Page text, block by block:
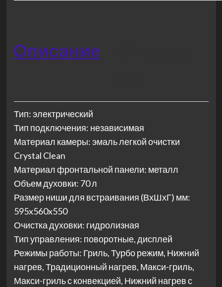
Описание
Тип: электрический
Тип подключения: независимая
Материал камеры: эмаль легкой очистки
Crystal Clean
Материал фронтальной панели: металл
Объем духовки: 70 л
Размер ниши для встраивания (ВхШхГ) мм:
595x560x550
Очистка духовки: гидролизная
Тип управления: поворотные, дисплей
Режимы работы: Гриль, Турбо режим, Нижний
нагрев, Традиционный нагрев, Макси-гриль,
Макси-гриль с конвекцией, Нижний нагрев с